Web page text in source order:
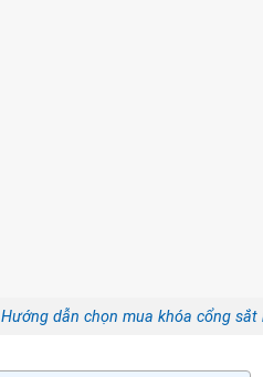
Hướng dẫn chọn mua khóa cổng